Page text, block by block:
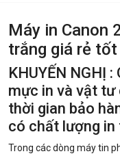
Máy in Canon
trắng giá rẻ
KHUYẾN NGHỊ
mực in và vật tư
thời gian bảo
có chất lượng in
Trong các dòng máy tin